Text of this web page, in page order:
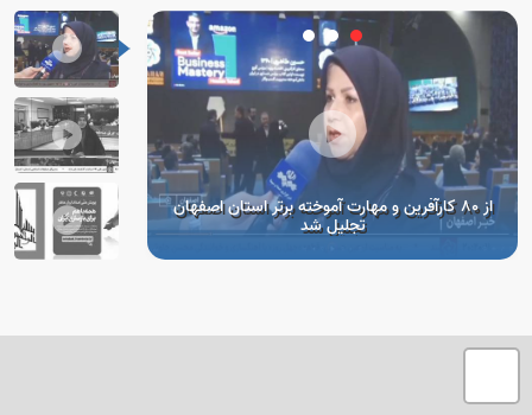
از 80 کارآفرین و مهارت آموخته برتر استان اصفهان
تجلیل شد تصمیم در خصوص